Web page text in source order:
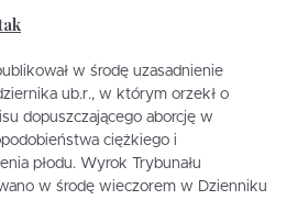
w środę uzasadnienie
ub.r., w którym orzekł o
dopuszczającego aborcję w
ciężkiego i
płodu. Wyrok Trybunału
w środę wieczorem w Dzienniku